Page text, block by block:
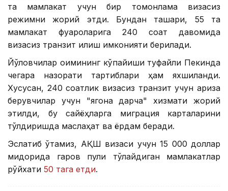
та мамлакат учун бир томонлама визасиз
режимни жорий этди. Бундан ташқари, 55 та
мамлакат фуқароларига 240 соат давомида
визасиз транзит қилиш имконияти берилади.
Йўловчилар оқимининг кўпайиши туфайли Пекинда
чегара назорати тартиблари ҳам яхшиланди.
Хусусан, 240 соатлик визасиз транзит учун ариза
берувчилар учун "ягона дарча" хизмати жорий
этилди, бу сайёҳларга миграция карталарини
тўлдиришда маслаҳат ва ёрдам беради.
Эслатиб ўтамиз, АҚШ визаси учун 15 000 доллар
миқдорида гаров пули тўлайдиган мамлакатлар
рўйхати 50 тага етди.